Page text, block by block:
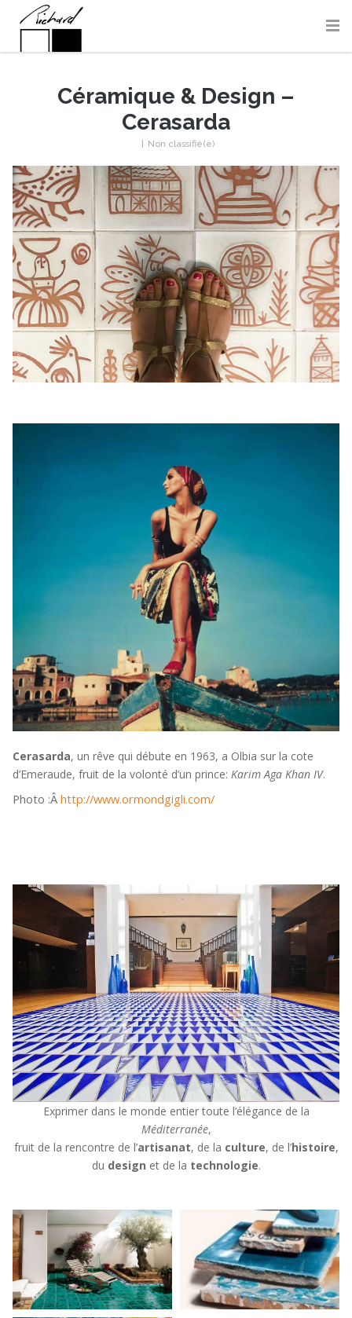
Céramique & Design –
Cerasarda
Non classifié(e)
Cerasarda, un rêve qui débute en 1963, a Olbia sur la cote
d’Emeraude, fruit de la volonté d’un prince: Karim Aga Khan IV.
Photo :Â http://www.ormondgigli.com/
Exprimer dans le monde entier toute l’élégance de la
Méditerranée,
fruit de la rencontre de l’artisanat, de la culture, de l’histoire,
du design et de la technologie.